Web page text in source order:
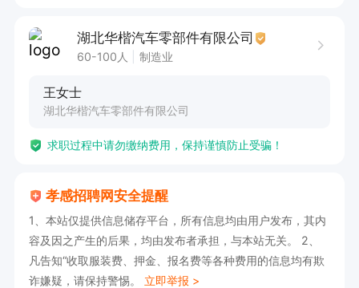
1、负责供应商发票审核、采购入账、月度供应商
2、负责销售开票、客户往来对账、回款核销、应
3、处理采购暂估、销售退货、往来折让、坏账计
提等账务，编制应收应付账龄、资金付款报表；
4、维护客户、供应商档案，管理合同、发票、对
账单等财务档案；
湖北华楷汽车零部件有限公司
60-100人 制造业
王女士
湖北华楷汽车零部件有限公司
求职过程中请勿缴纳费用，保持谨慎防止受骗！
孝感招聘网安全提醒
1、本站仅提供信息储存平台，所有信息均由用户发布，其内
容及因之产生的后果，均由发布者承担，与本站无关。 2、
凡告知“收取服装费、押金、报名费等各种费用的信息均有欺
诈嫌疑，请保持警惕。 立即举报 >